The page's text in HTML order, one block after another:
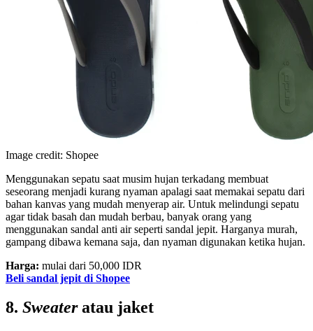
Image credit: Shopee
Menggunakan sepatu saat musim hujan terkadang membuat
seseorang menjadi kurang nyaman apalagi saat memakai sepatu dari
bahan kanvas yang mudah menyerap air. Untuk melindungi sepatu
agar tidak basah dan mudah berbau, banyak orang yang
menggunakan sandal anti air seperti sandal jepit. Harganya murah,
gampang dibawa kemana saja, dan nyaman digunakan ketika hujan.
Harga: mulai dari 50,000 IDR
Beli sandal jepit di Shopee
8. Sweateratau jaket